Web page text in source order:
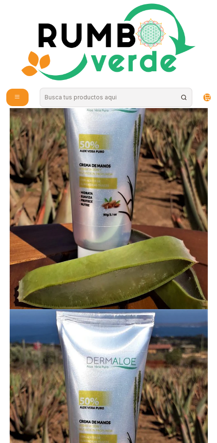
Envío gratis por compras sobre los 59.990 en la provincia de Santiago
Cuidado de la Piel
CREMA DE MANOS 50% ALOE VERA DERMALOE